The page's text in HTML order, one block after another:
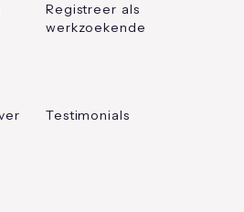
Registreer als
werkzoekende
Testimonials